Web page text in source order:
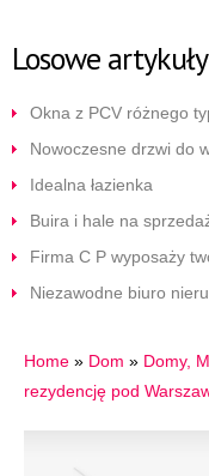
Losowe artykuły
Okna z PCV różnego
Nowoczesne drzwi do
Idealna łazienka
Buira i hale na
Firma C P wyposaży
Niezawodne biuro
Home » Dom » Domy,
rezydencję pod